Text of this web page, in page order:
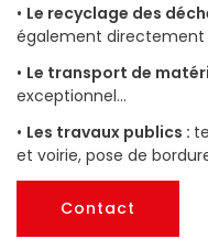
• Le recyclage des
également directement
• Le transport de
exceptionnel...
• Les travaux publics :
et voirie, pose de
Contact